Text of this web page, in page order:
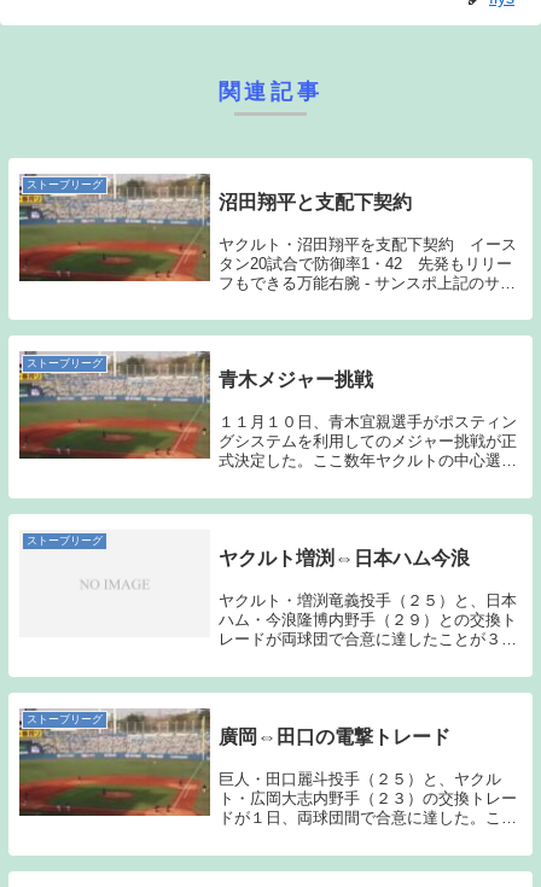
関連記事
ストーブリーグ
沼田翔平と支配下契約
ヤクルト・沼田翔平を支配下契約 イース
タン20試合で防御率1・42 先発もリリー
フもできる万能右腕 - サンスポ上記のサン
んだことが発表された。沼田はヤクルトに
入団して3年目の25歳である。正直言う
ストーブリーグ
青木メジャー挑戦
１１月１０日、青木宜親選手がポスティン
グシステムを利用してのメジャー挑戦が正
式決定した。ここ数年ヤクルトの中心選手
ってしまうのはとても寂しいことである。
また戦力の低下も免れないだろう。いつか
ストーブリーグ
ヤクルト増渕⇔日本ハム今浪
ヤクルト・増渕竜義投手（２５）と、日本
ハム・今浪隆博内野手（２９）との交換ト
レードが両球団で合意に達したことが３０
トレードを通告し、日本ハムも今浪に内示
を済ませた。３１日に正式発表される。
ストーブリーグ
廣岡⇔田口の電撃トレード
巨人・田口麗斗投手（２５）と、ヤクル
ト・広岡大志内野手（２３）の交換トレー
ドが１日、両球団間で合意に達した。この
引用）先に自分の意思表明をしておきた
い。今回のトレードには反対である。ここ